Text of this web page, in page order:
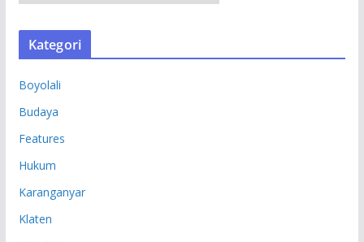
R
S
Kategori
Boyolali
Budaya
Features
Hukum
Karanganyar
Klaten